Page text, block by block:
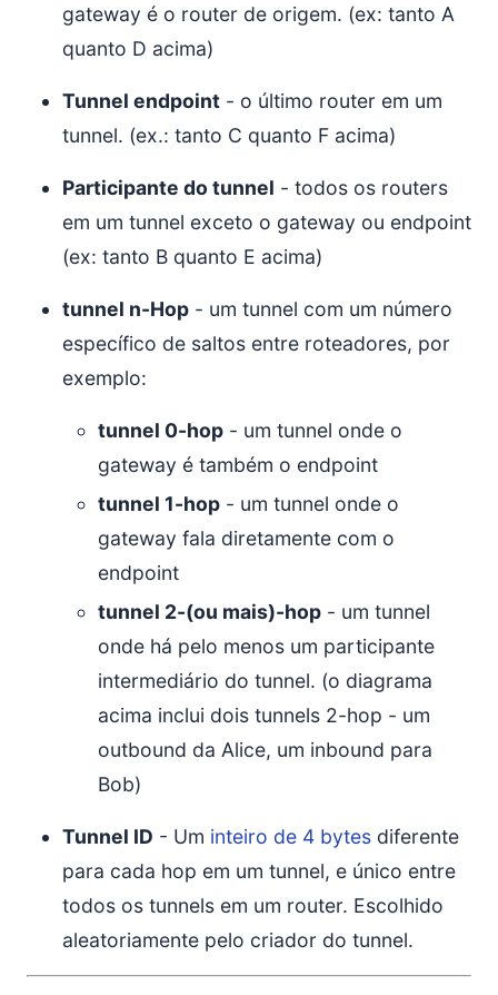
gateway é o router de origem. (ex: tanto A
quanto D acima)
Tunnel endpoint - o último router em um
tunnel. (ex.: tanto C quanto F acima)
Participante do tunnel - todos os routers
em um tunnel exceto o gateway ou endpoint
(ex: tanto B quanto E acima)
tunnel n-Hop - um tunnel com um número
específico de saltos entre roteadores, por
exemplo:
tunnel 0-hop - um tunnel onde o
gateway é também o endpoint
tunnel 1-hop - um tunnel onde o
gateway fala diretamente com o
endpoint
tunnel 2-(ou mais)-hop - um tunnel
onde há pelo menos um participante
intermediário do tunnel. (o diagrama
acima inclui dois tunnels 2-hop - um
outbound da Alice, um inbound para
Bob)
Tunnel ID - Um inteiro de 4 bytes diferente
para cada hop em um tunnel, e único entre
todos os tunnels em um router. Escolhido
aleatoriamente pelo criador do tunnel.